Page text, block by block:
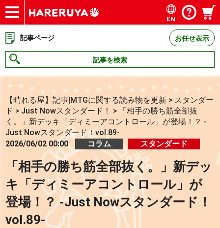
ショップ
買取
記事
デッキ検索
デッキ構築
選手一覧
店舗一覧
イベント
お問い合わせ
EN
記事ページ お任せ表示
記事を検索
【晴れる屋】記事|MTGに関する読み物を更新 > スタンダー
ド > Just Nowスタンダード！ >
「相手の勝ち筋全部抜
く。」新デッキ「ディミーアコントロール」が登場！？ -
Just Nowスタンダード！vol.89-
2026/06/02 00:00
コラム スタンダード
「相手の勝ち筋全部抜く。」新デッ
キ「ディミーアコントロール」が
登場！？ -Just Nowスタンダード！
vol.89-